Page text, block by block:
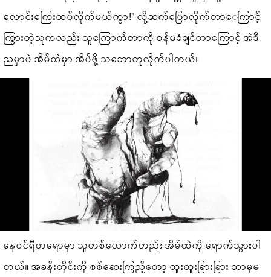
လောင်းကြေးထပ်လိုက်မယ်ကွာ!" လို့ဆက်ပြောလိုက်တာ‌ေကြာင့်
ကြွားတဲ့သူကလည်း သူကြောက်တာကို ဝန်မခံချင်တာကြောင့် အဲဒီ
ညမှာပဲ အိမ်ထဲမှာ အိပ်ဖို့ သဘောတူလိုက်ပါတယ်။
နေဝင်ရီတရောမှာ သူတစ်ယောက်တည်း အိမ်ထဲကို ရောက်သွားပါ
တယ်။ အခန်းတိုင်းကို စစ်ဆေးကြည့်တော့ ထူးထူးခြားခြား ဘာမှမ